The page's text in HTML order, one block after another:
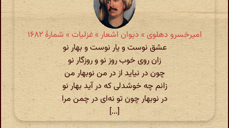
امیرخسرو دهلوی » دیوان اشعار » غزلیات » شمارهٔ ۱۶۸۲
عشق نوست و یار نوست و بهار نو
زان روی خوب روز نو و روزگار نو
چون در نیاید از در من نوبهار من
زانم چه خوشدلی که در آید بهار نو
در نوبهار چون تو نه‌ای در چمن مرا
[...]